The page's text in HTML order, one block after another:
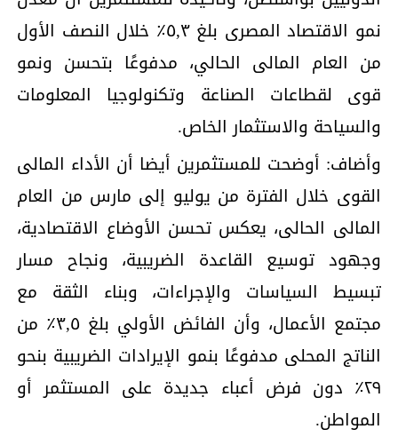
نمو الاقتصاد المصرى بلغ ٥,٣٪؜ خلال النصف الأول
من العام المالى الحالي، مدفوعًا بتحسن ونمو
قوى لقطاعات الصناعة وتكنولوجيا المعلومات
والسياحة والاستثمار الخاص.
وأضاف: أوضحت للمستثمرين أيضا أن الأداء المالى
القوى خلال الفترة من يوليو إلى مارس من العام
المالى الحالى، يعكس تحسن الأوضاع الاقتصادية،
وجهود توسيع القاعدة الضريبية، ونجاح مسار
تبسيط السياسات والإجراءات، وبناء الثقة مع
مجتمع الأعمال، وأن الفائض الأولي بلغ ٣,٥٪ من
الناتج المحلى مدفوعًا بنمو الإيرادات الضريبية بنحو
٢٩٪ دون فرض أعباء جديدة على المستثمر أو
المواطن.